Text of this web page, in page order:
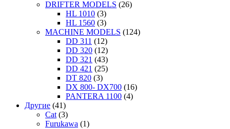
DRIFTER MODELS (26)
HL 1010 (3)
HL 1560 (3)
MACHINE MODELS (124)
DD 311 (12)
DD 320 (12)
DD 321 (43)
DD 421 (25)
DT 820 (3)
DX 800- DX700 (16)
PANTERA 1100 (4)
Другие (41)
Cat (3)
Furukawa (1)